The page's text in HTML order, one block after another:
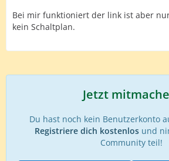
Bei mir funktioniert der link ist aber
kein Schaltplan.
Jetzt
Du hast noch kein Benutzerkonto
Registriere dich kostenlos und
Community teil!